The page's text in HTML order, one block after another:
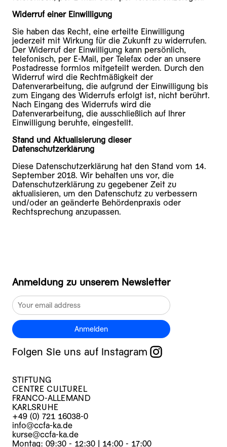
Widerruf einer Einwilligung
Sie haben das Recht, eine erteilte Einwilligung
jederzeit mit Wirkung für die Zukunft zu widerrufen.
Der Widerruf der Einwilligung kann persönlich,
telefonisch, per E-Mail, per Telefax oder an unsere
Postadresse formlos mitgeteilt werden. Durch den
Widerruf wird die Rechtmäßigkeit der
Datenverarbeitung, die aufgrund der Einwilligung bis
zum Eingang des Widerrufs erfolgt ist, nicht berührt.
Nach Eingang des Widerrufs wird die
Datenverarbeitung, die ausschließlich auf Ihrer
Einwilligung beruhte, eingestellt.
Stand und Aktualisierung dieser
Datenschutzerklärung
Diese Datenschutzerklärung hat den Stand vom 14.
September 2018. Wir behalten uns vor, die
Datenschutzerklärung zu gegebener Zeit zu
aktualisieren, um den Datenschutz zu verbessern
und/oder an geänderte Behördenpraxis oder
Rechtsprechung anzupassen.
Anmeldung zu unserem Newsletter
Anmelden
Folgen Sie uns auf Instagram
STIFTUNG
CENTRE CULTUREL
FRANCO-ALLEMAND
KARLSRUHE
+49 (0) 721 16038-0
info@ccfa-ka.de
kurse@ccfa-ka.de
Montag: 09:30 - 12:30 | 14:00 - 17:00